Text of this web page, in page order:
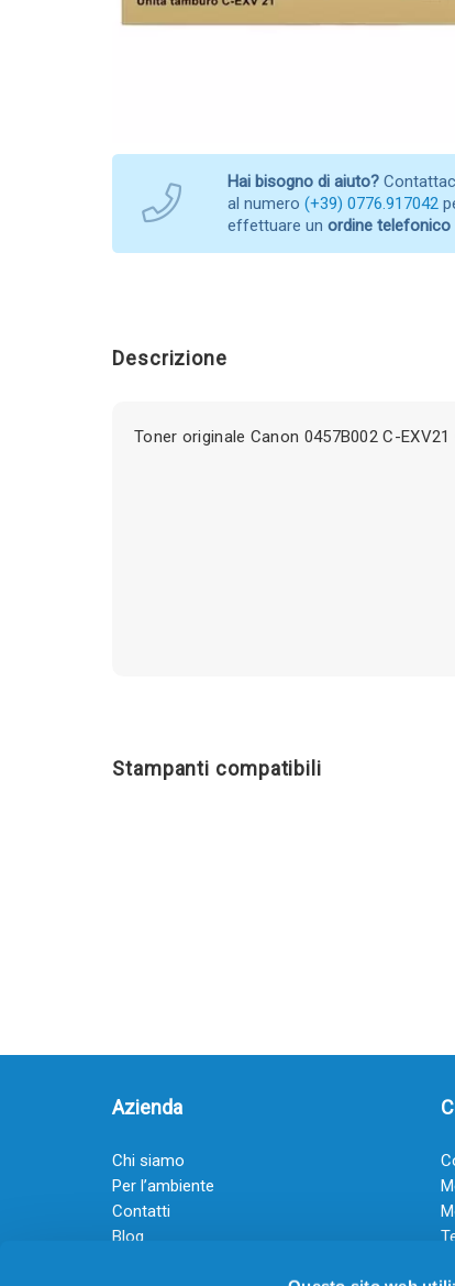
Hai bisogno di aiuto?
al numero (+39) 0776.917042
effettuare un ordine telefonico
Descrizione
Toner originale Canon 0457B002 C-EXV21
Stampanti compatibili
Azienda
Chi siamo
Per l’ambiente
Contatti
Blog